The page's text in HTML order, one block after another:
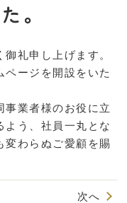
。
礼申し上げます。
ページを開設をいた
事業者様のお役に立
よう、社員一丸とな
変わらぬご愛顧を賜
次へ